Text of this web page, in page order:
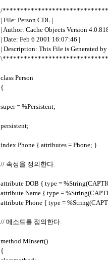
/
| File: Person.CDL |
| Author: Cache Objects Version
| Date: Feb 6 2001 16:07:46 |
| Description: This File is Generated
class Person
{
super = %Persistent;
persistent;
index Phone { attributes = Phone; }
// 속성을 정의한다.
attribute DOB { type =
attribute Name { type =
attribute Phone { type =
// 메소드를 정의한다.
method MInsert()
{